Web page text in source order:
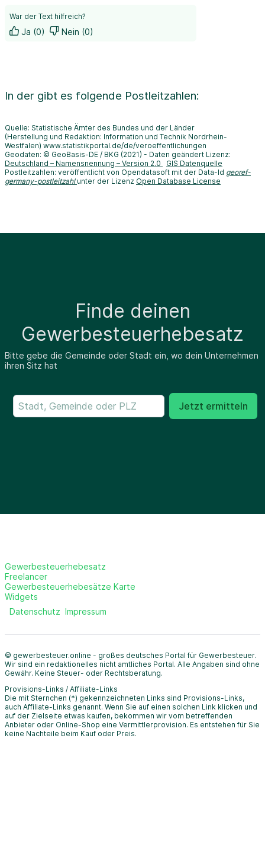
War der Text hilfreich?
Ja (0) Nein (0)
In der gibt es folgende Postleitzahlen:
Quelle: Statistische Ämter des Bundes und der Länder
(Herstellung und Redaktion: Information und Technik Nordrhein-
Westfalen) www.statistikportal.de/de/veroeffentlichungen
Geodaten: © GeoBasis-DE / BKG (2021) - Daten geändert Lizenz:
Deutschland – Namensnennung – Version 2.0
GIS Datenquelle
Postleitzahlen: veröffentlicht von Opendatasoft mit der Data-Id georef-
germany-postleitzahl unter der Lizenz Open Database License
Finde deinen
Gewerbesteuerhebesatz
Bitte gebe die Gemeinde oder Stadt ein, wo dein Unternehmen
ihren Sitz hat
Jetzt ermitteln
Gewerbesteuerhebesatz
Freelancer
Gewerbesteuerhebesätze Karte
Widgets
Datenschutz Impressum
© gewerbesteuer.online - großes deutsches Portal für Gewerbesteuer.
Wir sind ein redaktionelles nicht amtliches Portal. Alle Angaben sind ohne
Gewähr. Keine Steuer- oder Rechtsberatung.
Provisions-Links / Affiliate-Links
Die mit Sternchen (*) gekennzeichneten Links sind Provisions-Links,
auch Affiliate-Links genannt. Wenn Sie auf einen solchen Link klicken und
auf der Zielseite etwas kaufen, bekommen wir vom betreffenden
Anbieter oder Online-Shop eine Vermittlerprovision. Es entstehen für Sie
keine Nachteile beim Kauf oder Preis.